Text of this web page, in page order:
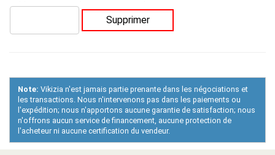
Supprimer
Note: Vikizia n'est jamais partie prenante dans les négociations et
les transactions. Nous n'intervenons pas dans les paiements ou
l'expédition; nous n'apportons aucune garantie de satisfaction; nous
n'offrons aucun service de financement, aucune protection de
l'acheteur ni aucune certification du vendeur.